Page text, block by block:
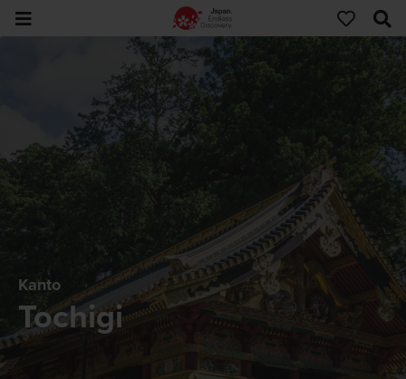
Kanto
Tochigi